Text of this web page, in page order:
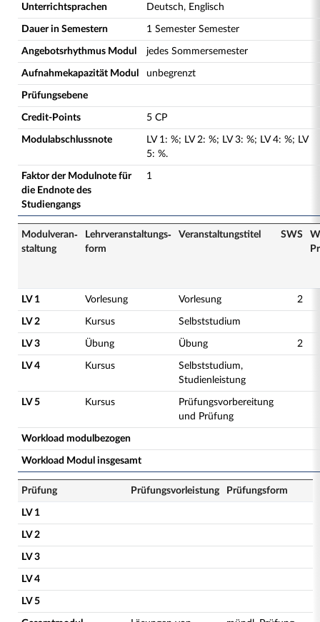
Unterrichtsprachen Deutsch, Englisch
Dauer in Semestern 1 Semester Semester
Angebotsrhythmus Modul jedes Sommersemester
Aufnahmekapazität Modul unbegrenzt
Prüfungsebene
Credit-Points 5 CP
Modulabschlussnote LV 1: %; LV 2: %; LV 3: %; LV 4: %; LV
5: %.
Faktor der Modulnote für
die Endnote des
Studiengangs
1
Modulveran­
staltung
Lehrveranstaltungs­
form
Veranstaltungs­titel SWS
LV 1 Vorlesung Vorlesung 2
LV 2 Kursus Selbststudium
LV 3 Übung Übung 2
LV 4 Kursus
Selbststudium,
Studienleistung
LV 5 Kursus
Prüfungsvorbereitung
und Prüfung
Workload modulbezogen
Workload Modul insgesamt
Prüfung Prüfungsvorleistung Prüfungsform
LV 1
LV 2
LV 3
LV 4
LV 5